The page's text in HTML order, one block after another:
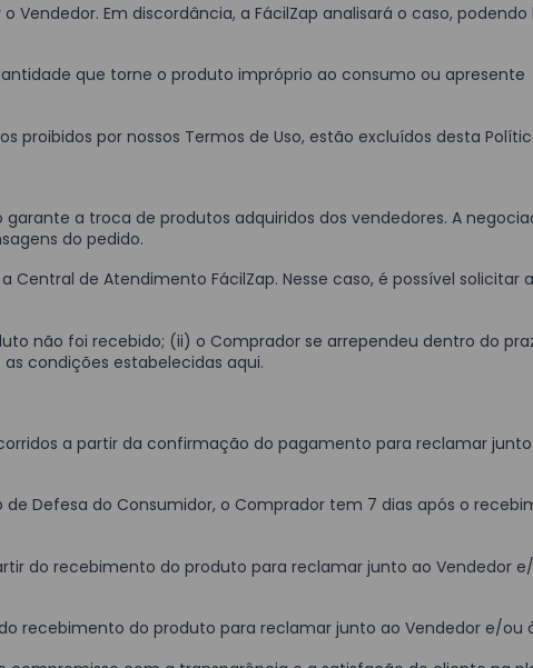
Em discordância, a FácilZap analisará o caso,
que torne o produto impróprio ao consumo ou apresente
por nossos Termos de Uso, estão excluídos desta
a troca de produtos adquiridos dos vendedores. A
do pedido.
de Atendimento FácilZap. Nesse caso, é possível solicitar a
não foi recebido; (ii) o Comprador se arrependeu dentro do
condições estabelecidas aqui.
a partir da confirmação do pagamento para reclamar
Defesa do Consumidor, o Comprador tem 7 dias após o
do recebimento do produto para reclamar junto ao Vendedor
recebimento do produto para reclamar junto ao Vendedor e/ou